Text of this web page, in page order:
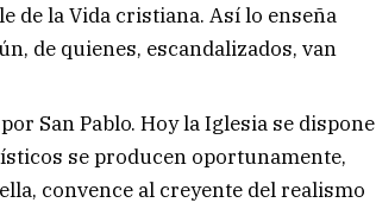
de la Vida cristiana. Así lo enseña
de quienes, escandalizados, van
San Pablo. Hoy la Iglesia se dispone
se producen oportunamente,
convence al creyente del realismo